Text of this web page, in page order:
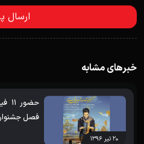
خبرهای مشابه
۲۰ تیر ۱۳۹۶
فصل